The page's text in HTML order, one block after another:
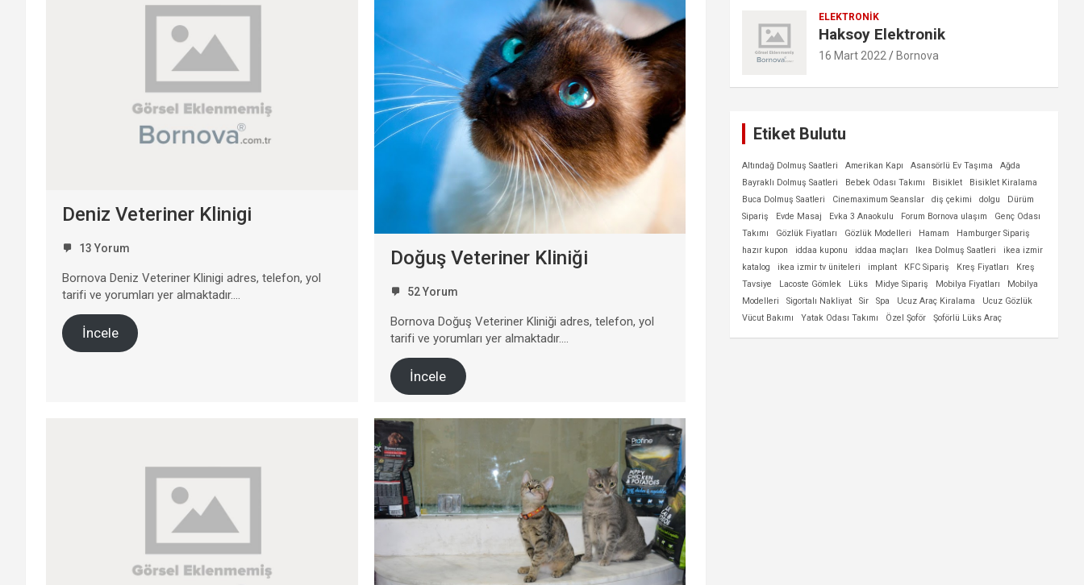
Deniz Veteriner Klinigi
13 Yorum
Bornova Deniz Veteriner Klinigi adres, telefon, yol
tarifi ve yorumları yer almaktadır….
İncele
Doğuş Veteriner Kliniği
52 Yorum
Bornova Doğuş Veteriner Kliniği adres, telefon, yol
tarifi ve yorumları yer almaktadır….
İncele
ELEKTRONIK
Haksoy Elektronik
16 Mart 2022 Bornova
Etiket Bulutu
Altındağ Dolmuş Saatleri Amerikan Kapı Asansörlü Ev Taşıma
Ağda
Bayraklı Dolmuş Saatleri
Bebek Odası Takımı Bisiklet
Bisiklet Kiralama
Buca Dolmuş Saatleri
Cinemaximum Seanslar diş çekimi dolgu
Dürüm
Sipariş
Evde Masaj Evka 3 Anaokulu Forum Bornova ulaşım
Genç Odası
Takımı
Gözlük Fiyatları Gözlük Modelleri Hamam
Hamburger Sipariş
hazır kupon
iddaa kuponu iddaa maçları Ikea Dolmuş Saatleri
ikea izmir
katalog
ikea izmir tv üniteleri implant KFC Sipariş Kreş Fiyatları
Kreş
Tavsiye
Lacoste Gömlek Lüks Midye Sipariş Mobilya Fiyatları
Mobilya
Modelleri
Sigortalı Nakliyat Sir Spa Ucuz Araç Kiralama
Ucuz Gözlük
Vücut Bakımı
Yatak Odası Takımı Özel Şoför Şoförlü Lüks Araç